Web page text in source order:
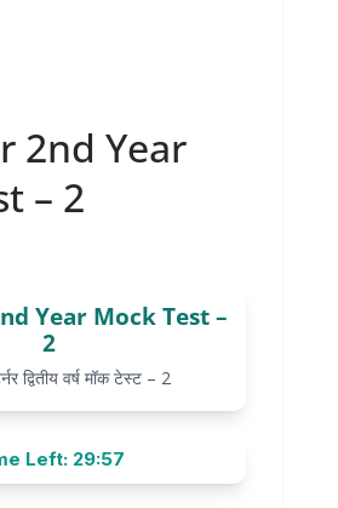
2nd Year
– 2
Year Mock Test –
2
द्वितीय वर्ष मॉक टेस्ट – 2
Left: 29:57